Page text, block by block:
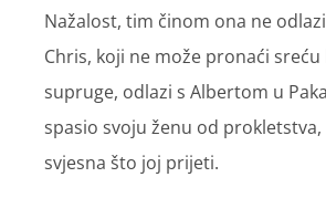
Nažalost, tim činom ona ne odlazi
Chris, koji ne može pronaći sreću
supruge, odlazi s Albertom u
spasio svoju ženu od
svjesna što joj prijeti.